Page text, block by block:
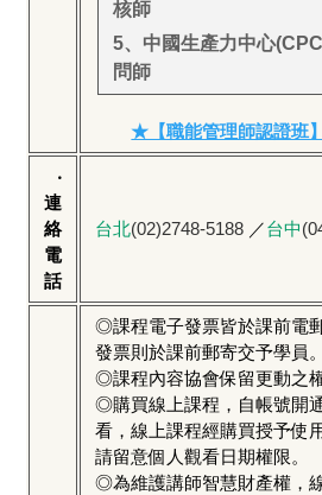
核師
5、中國生產力中心
問師
★【職能管理師認證班
‧
連
絡
電
話
台北(02)2748-5188 ／台中
◎課程電子發票皆於課前電
發票則於課前郵寄交予學員。
◎課程內容協會保留更動之
◎購買線上課程，自帳號開
看，線上課程經購買授予使
請留意個人觀看日期權限。
◎為維護講師智慧財產權，